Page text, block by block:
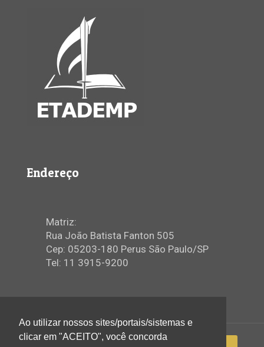
Endereço
Matriz:
Rua João Batista Fanton 505
Cep: 05203-180 Perus São Paulo/SP
Tel: 11 3915-9200
Ao utilizar nossos sites/portais/sistemas e
clicar em "ACEITO", você concorda